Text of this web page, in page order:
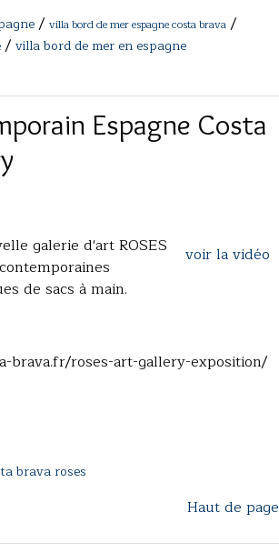
/ villa bord de mer espagne costa brava /
/ villa bord de mer en espagne
Espagne Costa
voir la vidéo
galerie d'art ROSES
de sacs à main.
brava.fr/roses-art-gallery-exposition/
brava roses
Haut de page